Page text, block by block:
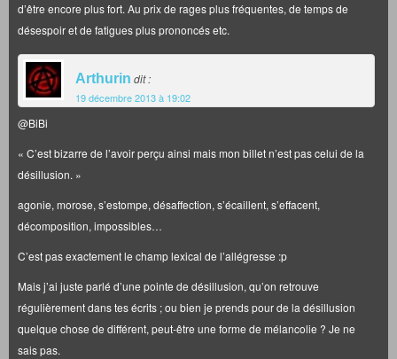
d’être encore plus fort. Au prix de rages plus fréquentes, de temps de
désespoir et de fatigues plus prononcés etc.
Arthurin dit :
19 décembre 2013 à 19:02
@BiBi
« C’est bizarre de l’avoir perçu ainsi mais mon billet n’est pas celui de la
désillusion. »
agonie, morose, s’estompe, désaffection, s’écaillent, s’effacent,
décomposition, impossibles…
C’est pas exactement le champ lexical de l’allégresse :p
Mais j’ai juste parlé d’une pointe de désillusion, qu’on retrouve
régulièrement dans tes écrits ; ou bien je prends pour de la désillusion
quelque chose de différent, peut-être une forme de mélancolie ? Je ne
sais pas.